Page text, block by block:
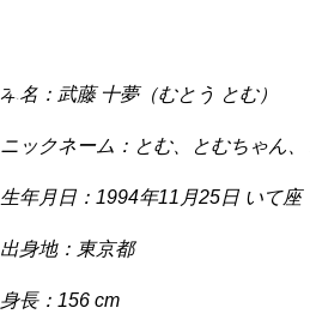
本名：武藤 十夢（むとう とむ）
ニックネーム：とむ、とむちゃん
生年月日：1994年11月25日 いて座
出身地：東京都
身長：156 cm